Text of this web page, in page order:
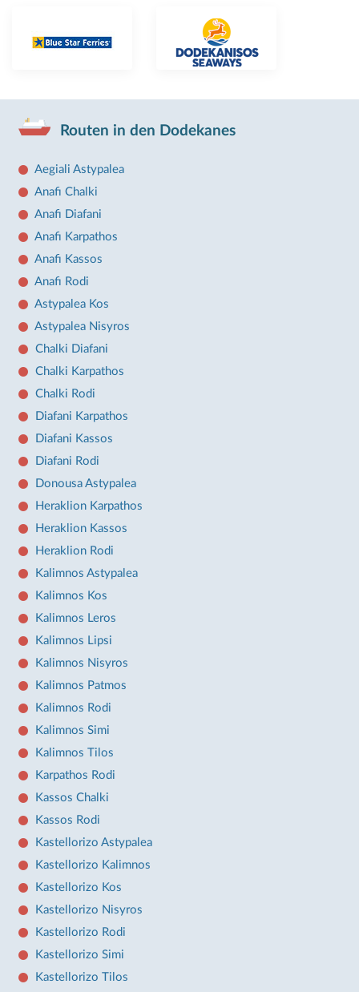
Routen in den Dodekanes
Aegiali Astypalea
Anafi Chalki
Anafi Diafani
Anafi Karpathos
Anafi Kassos
Anafi Rodi
Astypalea Kos
Astypalea Nisyros
Chalki Diafani
Chalki Karpathos
Chalki Rodi
Diafani Karpathos
Diafani Kassos
Diafani Rodi
Donousa Astypalea
Heraklion Karpathos
Heraklion Kassos
Heraklion Rodi
Kalimnos Astypalea
Kalimnos Kos
Kalimnos Leros
Kalimnos Lipsi
Kalimnos Nisyros
Kalimnos Patmos
Kalimnos Rodi
Kalimnos Simi
Kalimnos Tilos
Karpathos Rodi
Kassos Chalki
Kassos Rodi
Kastellorizo Astypalea
Kastellorizo Kalimnos
Kastellorizo Kos
Kastellorizo Nisyros
Kastellorizo Rodi
Kastellorizo Simi
Kastellorizo Tilos